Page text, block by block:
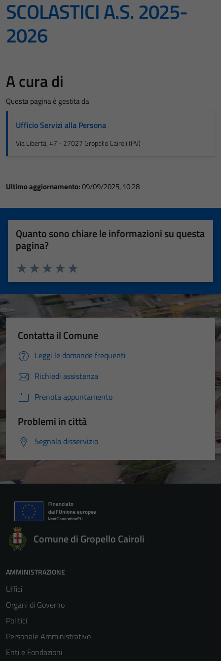
SCOLASTICI A.S. 2025-
2026
A cura di
Questa pagina è gestita da
Ufficio Servizi alla Persona
Via Libertà, 47 - 27027 Gropello Cairoli (PV)
Ultimo aggiornamento:09/09/2025, 10:28
Quanto sono chiare le informazioni su questa
pagina?
Valuta 5 stelle su 5
Valuta 4 stelle su 5
Valuta 3 stelle su 5
Valuta 2 stelle su 5
Valuta 1 stelle su 5
Contatta il Comune
Leggi le domande frequenti
Richiedi assistenza
Prenota appuntamento
Problemi in città
Segnala disservizio
Comune di Gropello Cairoli
AMMINISTRAZIONE
Uffici
Organi di Governo
Politici
Personale Amministrativo
Enti e Fondazioni